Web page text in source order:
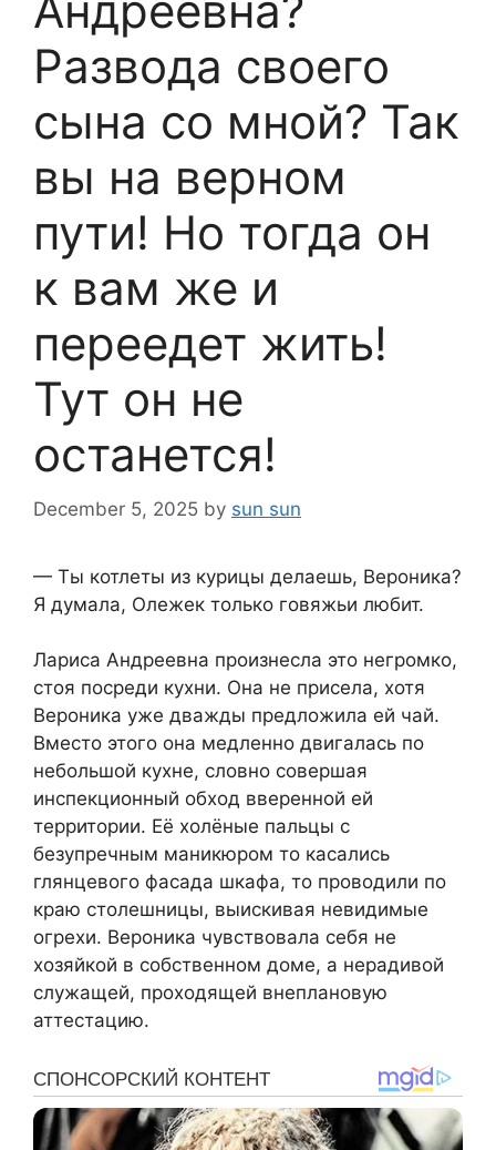
Развода своего
сына со мной? Так
вы на верном
пути! Но тогда он
к вам же и
переедет жить!
Тут он не
останется!
December 5, 2025 by sun sun
— Ты котлеты из курицы делаешь, Вероника?
Я думала, Олежек только говяжьи любит.
Лариса Андреевна произнесла это негромко,
стоя посреди кухни. Она не присела, хотя
Вероника уже дважды предложила ей чай.
Вместо этого она медленно двигалась по
небольшой кухне, словно совершая
инспекционный обход вверенной ей
территории. Её холёные пальцы с
безупречным маникюром то касались
глянцевого фасада шкафа, то проводили по
краю столешницы, выискивая невидимые
огрехи. Вероника чувствовала себя не
хозяйкой в собственном доме, а нерадивой
служащей, проходящей внеплановую
аттестацию.